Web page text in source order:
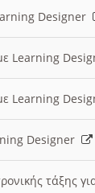
Designer
Learning
Learning
Designer
τάξης